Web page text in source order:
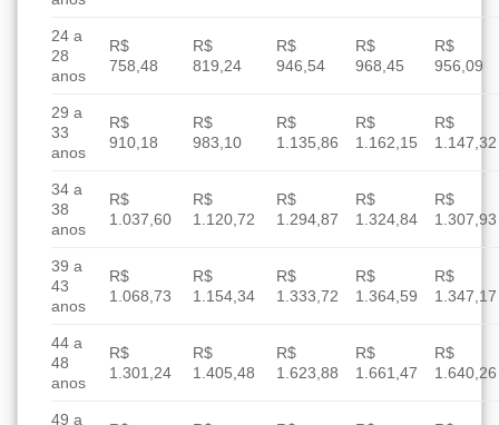
24 a
28
anos
R$
758,48
R$
819,24
R$
946,54
R$
968,45
R$
956,09
29 a
33
anos
R$
910,18
R$
983,10
R$
1.135,86
R$
1.162,15
R$
1.147,32
34 a
38
anos
R$
1.037,60
R$
1.120,72
R$
1.294,87
R$
1.324,84
R$
1.307,93
39 a
43
anos
R$
1.068,73
R$
1.154,34
R$
1.333,72
R$
1.364,59
R$
1.347,17
44 a
48
anos
R$
1.301,24
R$
1.405,48
R$
1.623,88
R$
1.661,47
R$
1.640,26
49 a